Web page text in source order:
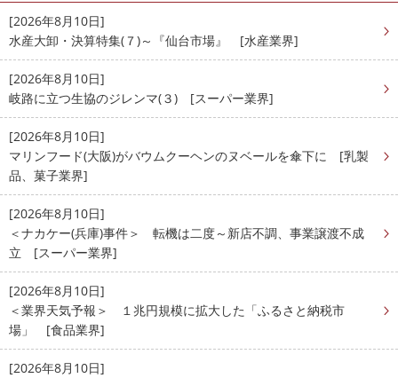
[2026年8月10日]
水産大卸・決算特集(７)～『仙台市場』 [水産業界]
[2026年8月10日]
岐路に立つ生協のジレンマ(３) [スーパー業界]
[2026年8月10日]
マリンフード(大阪)がバウムクーヘンのヌベールを傘下に [乳製
品、菓子業界]
[2026年8月10日]
＜ナカケー(兵庫)事件＞ 転機は二度～新店不調、事業譲渡不成
立 [スーパー業界]
[2026年8月10日]
＜業界天気予報＞ １兆円規模に拡大した「ふるさと納税市
場」 [食品業界]
[2026年8月10日]